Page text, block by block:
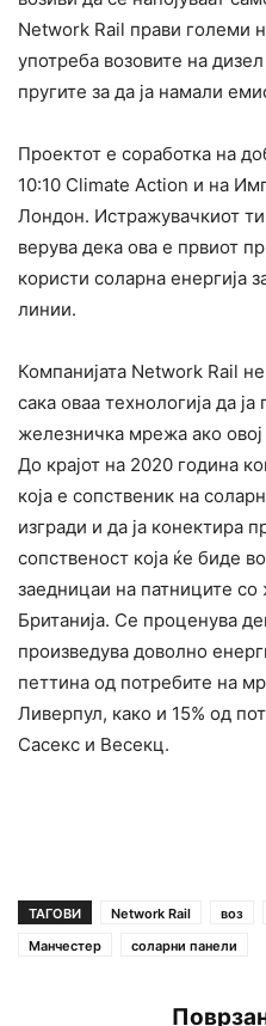
Network Rail прави големи
употреба возовите на
пругите за да ја намали
Проектот е соработка на
10:10 Climate Action и на
Лондон. Истражувачкиот
верува дека ова е првиот
користи соларна енергија
линии.
Компанијата Network Rail
сака оваа технологија да
железничка мрежа ако
До крајот на 2020 година
која е сопственик на
изгради и да ја конектира
сопственост која ќе биде
заедницаи на патниците
Британија. Се проценува
произведува доволно
петтина од потребите на
Ливерпул, како и 15% од
Сасекс и Весекц.
ТАГОВИ Network Rail воз
Манчестер
соларни панели